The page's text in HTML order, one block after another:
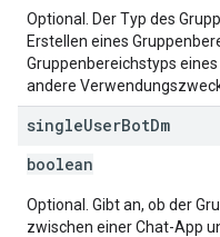
Optional. Der Typ des
Erstellen eines
Gruppenbereichstyps
andere
singleUserBotDm
boolean
Optional. Gibt an, ob der
zwischen einer Chat-App